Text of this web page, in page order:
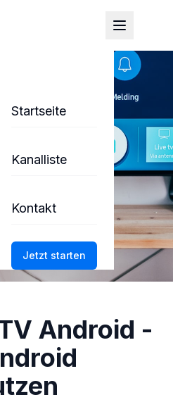
Startseite
Kanalliste
Kontakt
Jetzt starten
Android -